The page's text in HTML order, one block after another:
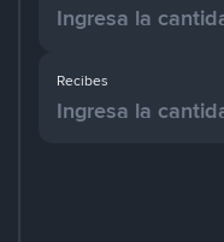
Recibes